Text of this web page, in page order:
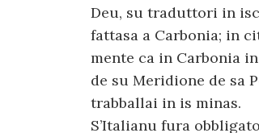
Deu, su traduttori in
fattasa a Carbonia; in
mente ca in Carbonia
de su Meridione de sa
trabballai in is minas.
S’Italianu fura